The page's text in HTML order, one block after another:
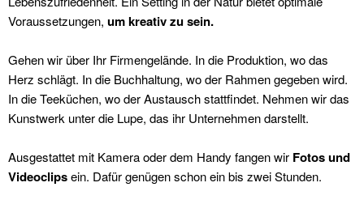
Voraussetzungen, um kreativ zu sein.
Gehen wir über Ihr Firmengelände. In die Produktion, wo das
Herz schlägt. In die Buchhaltung, wo der Rahmen gegeben wird.
In die Teeküchen, wo der Austausch stattfindet. Nehmen wir das
Kunstwerk unter die Lupe, das ihr Unternehmen darstellt.
Ausgestattet mit Kamera oder dem Handy fangen wir Fotos und
Videoclipsein. Dafür genügen schon ein bis zwei Stunden.